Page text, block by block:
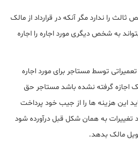
را ندارد مگر آنکه در قرارداد از مالک
به شخص دیگری مورد اجاره را اجاره
توسط مستاجر برای مورد اجاره
اجازه گرفته نشده باشد مستاجر حق
این هزینه ها را از جیب خود پرداخت
تغییرات به همان شکل قبل درآورده شود
مالک بدهد.